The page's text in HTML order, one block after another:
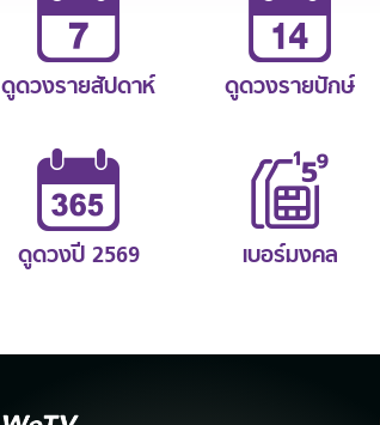
ดูดวงรายสัปดาห์ ดูดวงรายปักษ์
ดูดวงปี 2569 เบอร์มงคล